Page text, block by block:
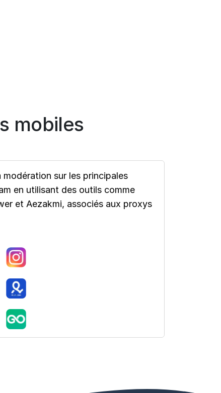
mobiles
sur les principales
en utilisant des outils comme
et Aezakmi, associés aux proxys